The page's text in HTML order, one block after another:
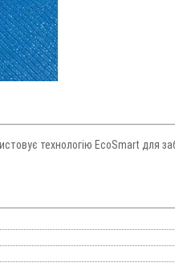
технологію EcoSmart для